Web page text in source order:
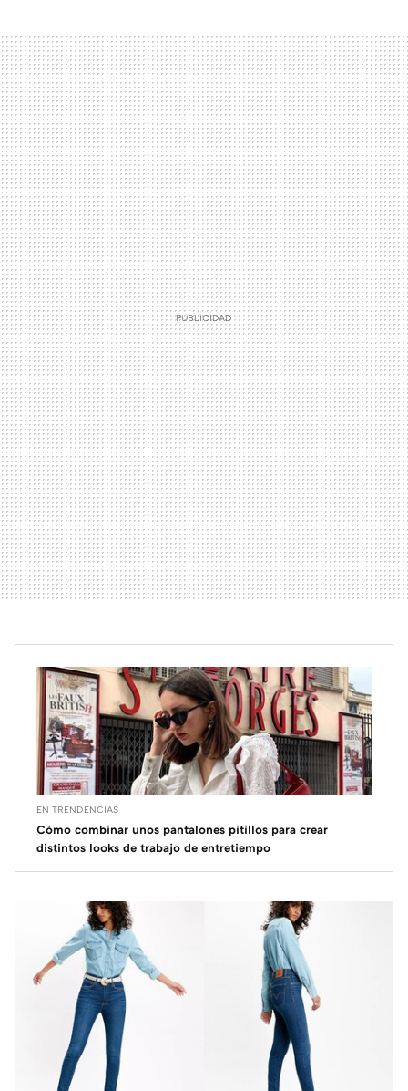
EN TRENDENCIAS
Cómo combinar unos pantalones pitillos para crear
distintos looks de trabajo de entretiempo